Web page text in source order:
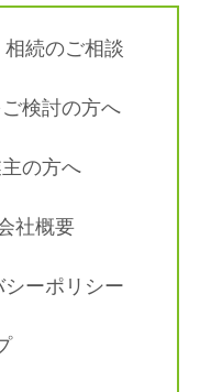
続のご相談
検討の方へ
の方へ
社概要
シーポリシー